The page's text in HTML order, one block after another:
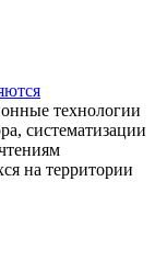
технологии
систематизации
на территории